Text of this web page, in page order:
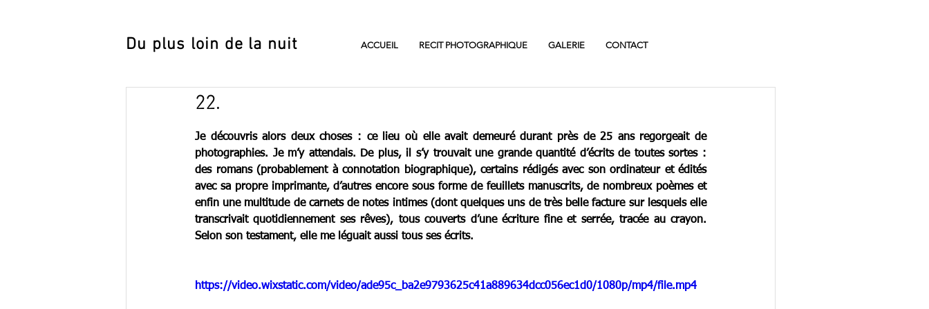
Du plus loin de la nuit ACCUEIL RECIT PHOTOGRAPHIQUE GALERIE CONTACT
22.
Je découvris alors deux choses : ce lieu où elle avait demeuré durant près de 25 ans regorgeait de
photographies. Je m’y attendais. De plus, il s’y trouvait une grande quantité d’écrits de toutes sortes :
des romans (probablement à connotation biographique), certains rédigés avec son ordinateur et édités
avec sa propre imprimante, d’autres encore sous forme de feuillets manuscrits, de nombreux poèmes et
enfin une multitude de carnets de notes intimes (dont quelques uns de très belle facture sur lesquels elle
transcrivait quotidiennement ses rêves), tous couverts d’une écriture fine et serrée, tracée au crayon.
Selon son testament, elle me léguait aussi tous ses écrits.
https://video.wixstatic.com/video/ade95c_ba2e9793625c41a889634dcc056ec1d0/1080p/mp4/file.mp4